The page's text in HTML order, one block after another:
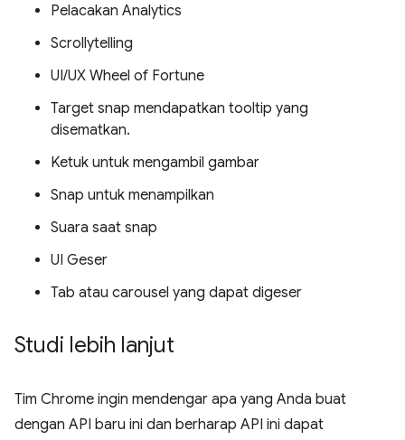
Pelacakan Analytics
Scrollytelling
UI/UX Wheel of Fortune
Target snap mendapatkan tooltip yang
disematkan.
Ketuk untuk mengambil gambar
Snap untuk menampilkan
Suara saat snap
UI Geser
Tab atau carousel yang dapat digeser
Studi lebih lanjut
Tim Chrome ingin mendengar apa yang Anda buat
dengan API baru ini dan berharap API ini dapat